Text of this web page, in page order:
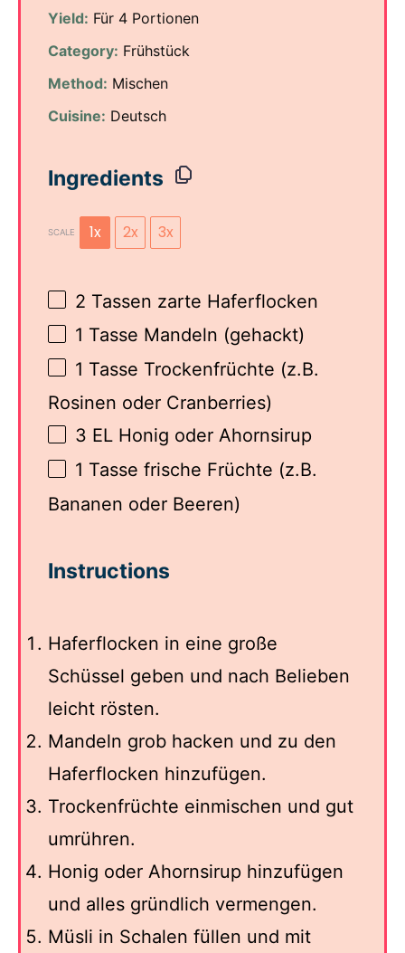
Yield: Für 4 Portionen
Category: Frühstück
Method: Mischen
Cuisine: Deutsch
Ingredients
SCALE 1x 2x 3x
2 Tassen zarte Haferflocken
1 Tasse Mandeln (gehackt)
1 Tasse Trockenfrüchte (z.B.
Rosinen oder Cranberries)
3 EL Honig oder Ahornsirup
1 Tasse frische Früchte (z.B.
Bananen oder Beeren)
Instructions
Haferflocken in eine große
Schüssel geben und nach Belieben
leicht rösten.
Mandeln grob hacken und zu den
Haferflocken hinzufügen.
Trockenfrüchte einmischen und gut
umrühren.
Honig oder Ahornsirup hinzufügen
und alles gründlich vermengen.
Müsli in Schalen füllen und mit